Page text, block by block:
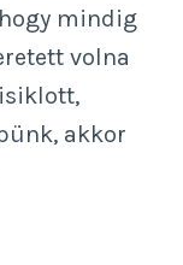
mindig
volna
akkor